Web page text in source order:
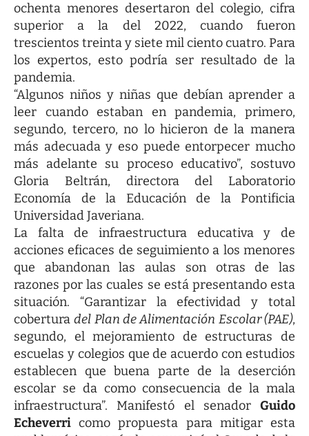
ochenta menores desertaron del colegio, cifra
superior a la del 2022, cuando fueron
trescientos treinta y siete mil ciento cuatro. Para
los expertos, esto podría ser resultado de la
pandemia.
“Algunos niños y niñas que debían aprender a
leer cuando estaban en pandemia, primero,
segundo, tercero, no lo hicieron de la manera
más adecuada y eso puede entorpecer mucho
más adelante su proceso educativo”, sostuvo
Gloria Beltrán, directora del Laboratorio
Economía de la Educación de la Pontificia
Universidad Javeriana.
La falta de infraestructura educativa y de
acciones eficaces de seguimiento a los menores
que abandonan las aulas son otras de las
razones por las cuales se está presentando esta
situación. “Garantizar la efectividad y total
coberturadel Plan de Alimentación Escolar (PAE),
segundo, el mejoramiento de estructuras de
escuelas y colegios que de acuerdo con estudios
establecen que buena parte de la deserción
escolar se da como consecuencia de la mala
infraestructura”. Manifestó el senador Guido
Echeverri como propuesta para mitigar esta